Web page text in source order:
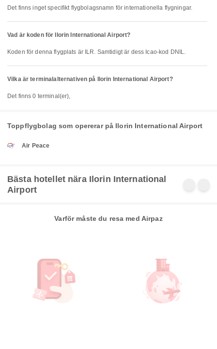
Det finns inget specifikt flygbolagsnamn för internationella flygningar.
Vad är koden för Ilorin International Airport?
Koden för denna flygplats är ILR. Samtidigt är dess Icao-kod DNIL.
Vilka är terminalalternativen på Ilorin International Airport?
Det finns 0 terminal(er),
Toppflygbolag som opererar på Ilorin International Airport
Air Peace
Bästa hotellet nära Ilorin International
Airport
Varför måste du resa med Airpaz